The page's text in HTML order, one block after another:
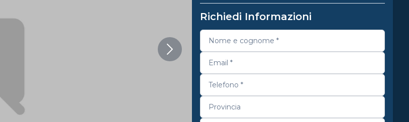
Richiedi Informazioni